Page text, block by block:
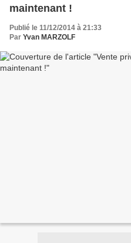
maintenant !
Publié le 11/12/2014 à 21:33
Par Yvan MARZOLF